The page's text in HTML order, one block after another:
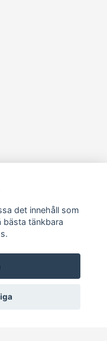
det innehåll som
tänkbara